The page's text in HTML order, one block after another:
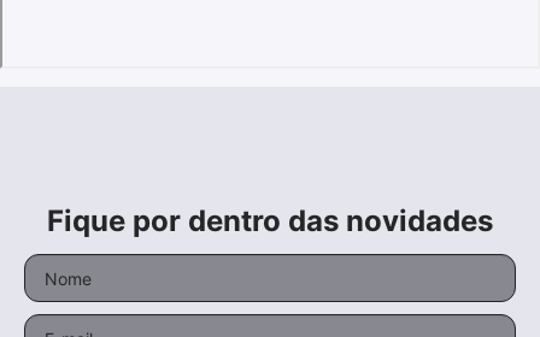
Fique por dentro das novidades